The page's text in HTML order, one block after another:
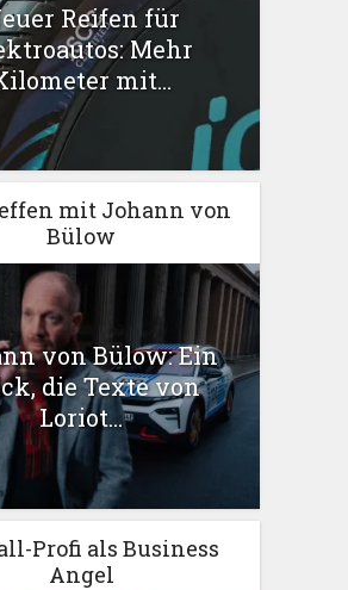
Reifen für
Mehr
mit...
mit Johann von
Bülow
von Bülow: Ein
die Texte von
Loriot...
Profi als Business
Angel